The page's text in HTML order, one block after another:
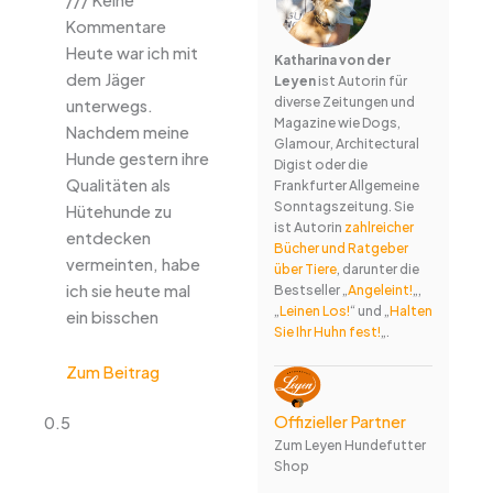
Kommentare
Heute war ich mit
dem Jäger
unterwegs.
Nachdem meine
Hunde gestern ihre
Qualitäten als
Hütehunde zu
entdecken
vermeinten, habe
ich sie heute mal
ein bisschen
Zum Beitrag
Katharina von der
Leyenist Autorin für
diverse Zeitungen und
Magazine wie Dogs,
Glamour, Architectural
Digist oder die
Frankfurter Allgemeine
Sonntagszeitung. Sie
ist Autorin zahlreicher
Bücher und Ratgeber
über Tiere, darunter die
Bestseller „ Angeleint!
Leinen Los!“ und „ Halten
Sie Ihr Huhn fest!
Offizieller Partner
Zum Leyen Hundefutter
Shop